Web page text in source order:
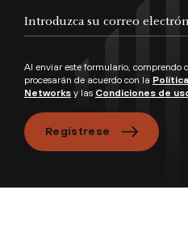
Al enviar este formulario, comprendo
procesarán de acuerdo con la
Networks y las Condiciones de
Regístrese